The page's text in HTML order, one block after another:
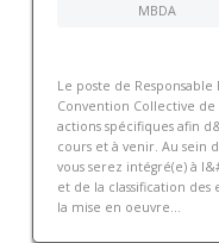
MBDA
Le poste de
Convention Collective
actions spécifiques afin
cours et à venir. Au sein
vous serez intégré(e) à
et de la classification des
la mise en oeuvre...